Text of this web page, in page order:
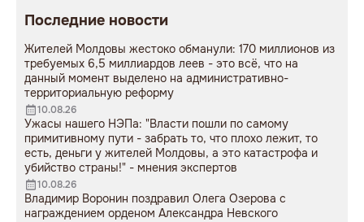
Последние новости
Жителей Молдовы жестоко обманули: 170 миллионов из
требуемых 6,5 миллиардов леев - это всё, что на
данный момент выделено на административно-
территориальную реформу
10.08.26
Ужасы нашего НЭПа: "Власти пошли по самому
примитивному пути - забрать то, что плохо лежит, то
есть, деньги у жителей Молдовы, а это катастрофа и
убийство страны!" - мнения экспертов
10.08.26
Владимир Воронин поздравил Олега Озерова с
награждением орденом Александра Невского